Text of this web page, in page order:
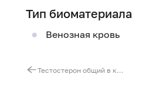
Тип биоматериала
Венозная кровь
Тестостерон общий в крови, ВЭЖХ